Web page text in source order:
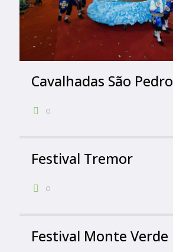
Cavalhadas São Pedro
0
Festival Tremor
0
Festival Monte Verde